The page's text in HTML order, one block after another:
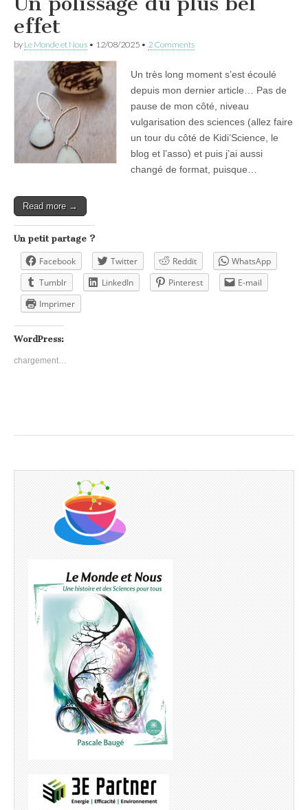
effet
by Le Monde et Nous • 12/08/2025 • 2 Comments
Un très long moment s’est écoulé
depuis mon dernier article… Pas de
pause de mon côté, niveau
vulgarisation des sciences (allez faire
un tour du côté de Kidi’Science, le
blog et l’asso) et puis j’ai aussi
changé de format, puisque…
Read more →
Un petit partage ?
Facebook Twitter Reddit
WhatsApp
Tumblr
LinkedIn Pinterest
E-mail
Imprimer
WordPress:
chargement…